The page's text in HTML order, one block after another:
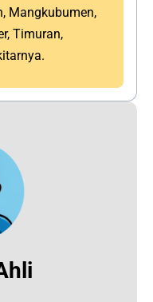
Mangkubumen,
Timuran,